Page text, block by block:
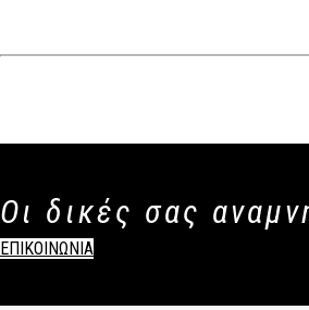
Οι δικές σας
ΕΠΙΚΟΙΝΩΝΙΑ